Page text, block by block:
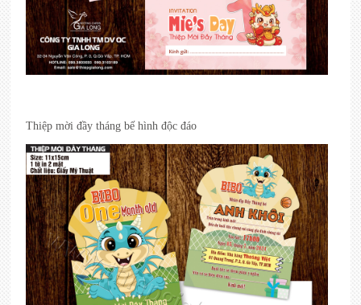
Thiệp mời đầy tháng bế hình độc đáo